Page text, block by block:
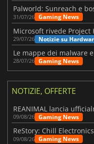
31/07/26 Gaming News
Microsoft rivede Project
29/07/26 Notizie su
28/07/26 Gaming News
NOTIZIE, OFFERTE
REANIMAL lancia
09/08/26 Gaming News
09/08/26 Gaming News